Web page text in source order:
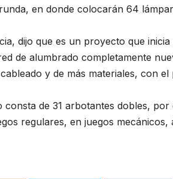
en donde colocarán 64
dijo que es un proyecto que
de alumbrado completamente
y de más materiales, con
de 31 arbotantes dobles,
regulares, en juegos mecánicos,